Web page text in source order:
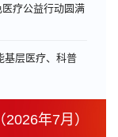
疗公益行动圆满
基层医疗、科普
年7月）